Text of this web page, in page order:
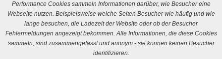
Performance Cookies sammeln Informationen darüber, wie Besucher eine
Webseite nutzen. Beispielsweise welche Seiten Besucher wie häufig und wie
lange besuchen, die Ladezeit der Website oder ob der Besucher
Fehlermeldungen angezeigt bekommen. Alle Informationen, die diese Cookies
sammeln, sind zusammengefasst und anonym - sie können keinen Besucher
identifizieren.